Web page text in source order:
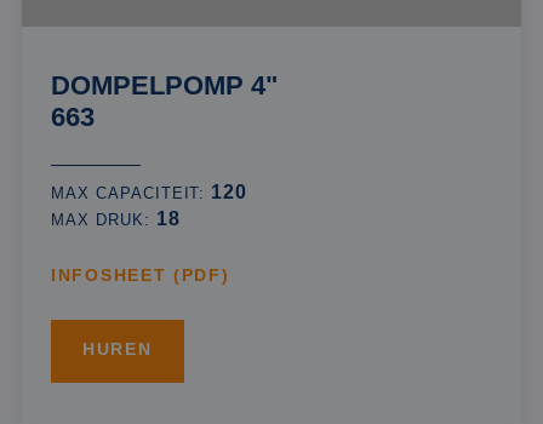
DOMPELPOMP 4"
663
MAX CAPACITEIT: 120
MAX DRUK: 18
INFOSHEET (PDF)
HUREN